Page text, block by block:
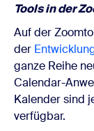
Tools in der
Auf der
der
ganze Reihe
Calendar-
Kalender sind
verfügbar.